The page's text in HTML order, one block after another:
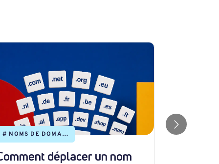
# NOMS DE DOMAINE
déplacer un nom
#